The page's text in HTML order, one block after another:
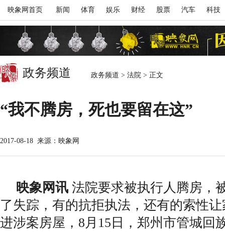
映象网首页 新闻 体育 娱乐 财经 股票 汽车 科技
政务频道 政务频道 > 法院 > 正文
“我不腾房，死也要留在这”
2017-08-18 来源：映象网
映象网讯 法院要求被执行人腾房，
了失踪，有的抗拒执法，还有的索性
进涉案房屋，8月15日，郑州市管城回